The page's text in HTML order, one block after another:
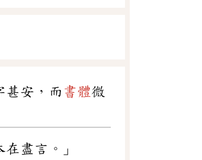
甚安，而 書體微
在盡言。」